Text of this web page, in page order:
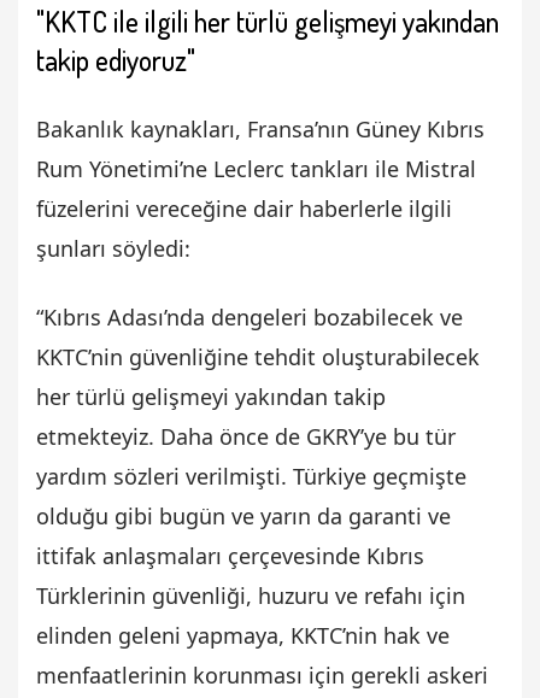
"KKTC ile ilgili her türlü gelişmeyi yakından
takip ediyoruz"
Bakanlık kaynakları, Fransa’nın Güney Kıbrıs
Rum Yönetimi’ne Leclerc tankları ile Mistral
füzelerini vereceğine dair haberlerle ilgili
şunları söyledi:
“Kıbrıs Adası’nda dengeleri bozabilecek ve
KKTC’nin güvenliğine tehdit oluşturabilecek
her türlü gelişmeyi yakından takip
etmekteyiz. Daha önce de GKRY’ye bu tür
yardım sözleri verilmişti. Türkiye geçmişte
olduğu gibi bugün ve yarın da garanti ve
ittifak anlaşmaları çerçevesinde Kıbrıs
Türklerinin güvenliği, huzuru ve refahı için
elinden geleni yapmaya, KKTC’nin hak ve
menfaatlerinin korunması için gerekli askeri